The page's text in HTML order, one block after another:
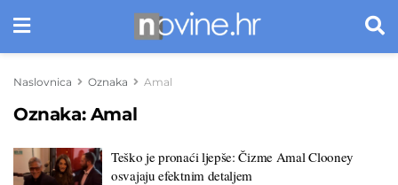
Naslovnica Oznaka Amal
Oznaka: Amal
Teško je pronaći ljepše: Čizme Amal Clooney
osvajaju efektnim detaljem